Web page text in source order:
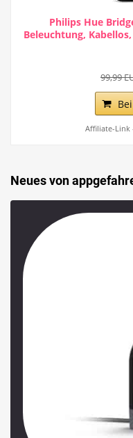
Philips Hue
Beleuchtung,
99,99
Affiliate-Link
Neues von